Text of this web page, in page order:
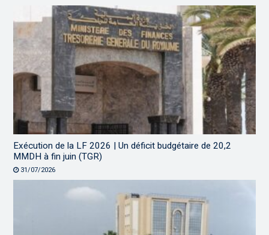
Exécution de la LF 2026 | Un déficit budgétaire de 20,2
MMDH à fin juin (TGR)
31/07/2026